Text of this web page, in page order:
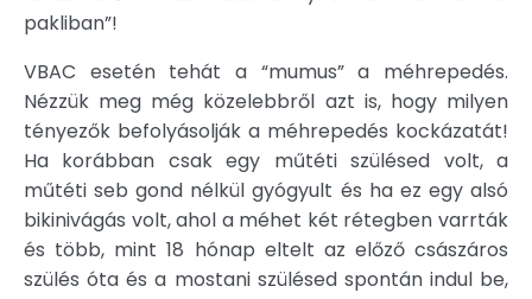
pakliban”!
VBAC esetén tehát a “mumus” a méhrepedés.
Nézzük meg még közelebbről azt is, hogy milyen
tényezők befolyásolják a méhrepedés kockázatát!
Ha korábban csak egy műtéti szülésed volt, a
műtéti seb gond nélkül gyógyult és ha ez egy alsó
bikinivágás volt, ahol a méhet két rétegben varrták
és több, mint 18 hónap eltelt az előző császáros
szülés óta és a mostani szülésed spontán indul be,